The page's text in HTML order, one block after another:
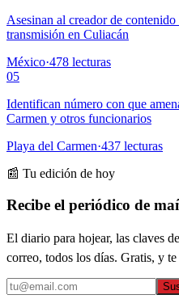
Asesinan al creador de
transmisión en Culiacán
México·478 lecturas
05
Identifican número con que
Carmen y otros funcionarios
Playa del Carmen·437 lecturas
📰 Tu edición de hoy
Recibe el periódico de
El diario para hojear, las claves
correo, todos los días. Gratis, y